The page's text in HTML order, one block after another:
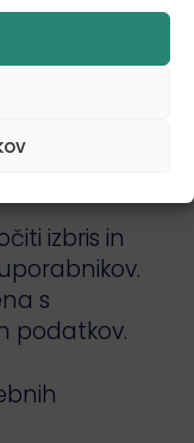
da se
osebne
izbris in
s
podatkov.